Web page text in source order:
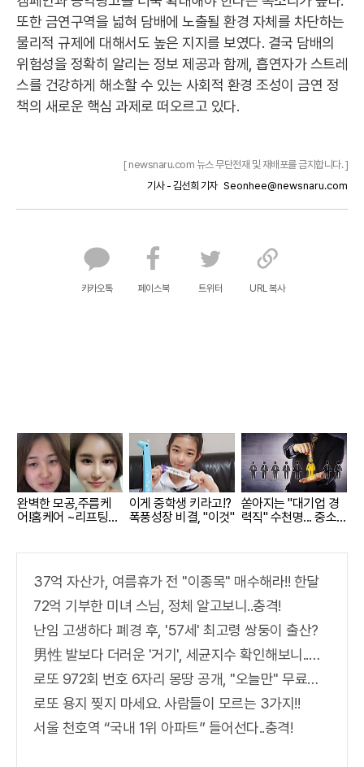
또한 금연구역을 넓혀 담배에 노출될 환경 자체를 차단하는
물리적 규제에 대해서도 높은 지지를 보였다. 결국 담배의
위험성을 정확히 알리는 정보 제공과 함께, 흡연자가 스트레
스를 건강하게 해소할 수 있는 사회적 환경 조성이 금연 정
책의 새로운 핵심 과제로 떠오르고 있다.
[ newsnaru.com 뉴스 무단전재 및 재배포를 금지합니다. ]
기사 - 김선희 기자 Seonhee@newsnaru.com
카카오톡 페이스북 트위터 URL 복사
완벽한 모공,주름케
어!홈케어 ~리프팅모
이게 중학생 키라고!?
폭풍성장 비결, "이것"
쏟아지는 "대기업 경
력직" 수천명... 중소
37억 자산가, 여름휴가 전 "이종목" 매수해라!! 한달
72억 기부한 미녀 스님, 정체 알고보니..충격!
난임 고생하다 폐경 후, '57세' 최고령 쌍둥이 출산?
男性 발보다 더러운 '거기', 세균지수 확인해보니..충격!
로또 972회 번호 6자리 몽땅 공개, "오늘만" 무료니까 꼭 오늘 확인하세요.
로또 용지 찢지 마세요. 사람들이 모르는 3가지!!
서울 천호역 “국내 1위 아파트” 들어선다..충격!